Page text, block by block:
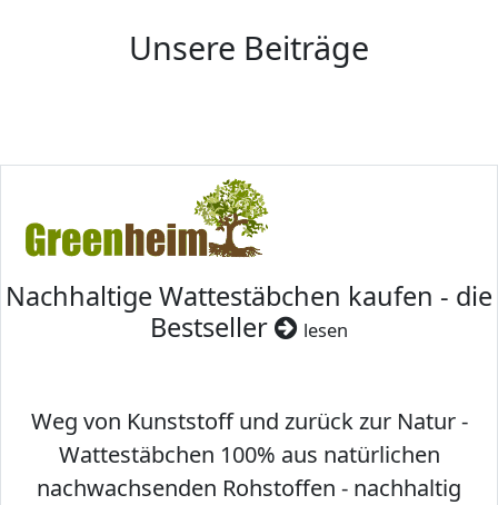
Unsere Beiträge
Nachhaltige Wattestäbchen kaufen - die
Bestseller
lesen
Weg von Kunststoff und zurück zur Natur -
Wattestäbchen 100% aus natürlichen
nachwachsenden Rohstoffen - nachhaltig